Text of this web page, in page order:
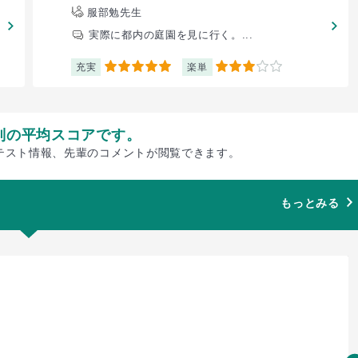
服部勉先生
実際に都内の庭園を見に行く。...
充実 5 楽単 3
平均スコアです。
ト情報、先輩のコメントが閲覧できます。
もっとみる